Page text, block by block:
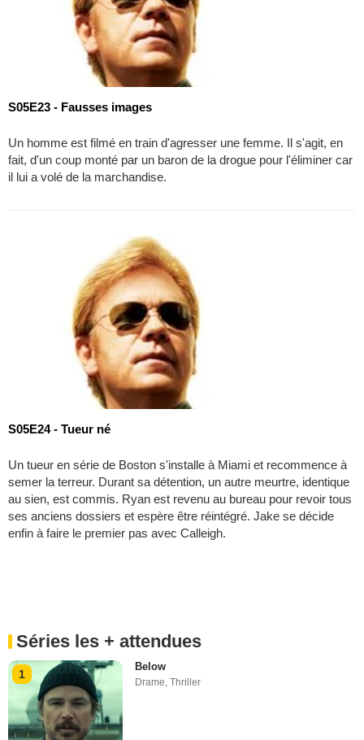
S05E23 - Fausses images
Un homme est filmé en train d'agresser une femme. Il s'agit, en
fait, d'un coup monté par un baron de la drogue pour l'éliminer car
il lui a volé de la marchandise.
S05E24 - Tueur né
Un tueur en série de Boston s'installe à Miami et recommence à
semer la terreur. Durant sa détention, un autre meurtre, identique
au sien, est commis. Ryan est revenu au bureau pour revoir tous
ses anciens dossiers et espère être réintégré. Jake se décide
enfin à faire le premier pas avec Calleigh.
Séries les + attendues
1
Below
Drame,Thriller